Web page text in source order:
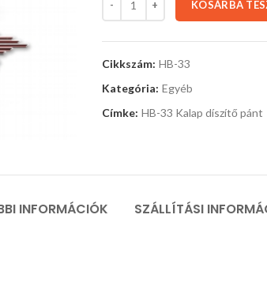
KOSÁRBA
Cikkszám: HB-33
Kategória: Egyéb
Címke: HB-33 Kalap díszítő pánt
INFORMÁCIÓK SZÁLLÍTÁSI